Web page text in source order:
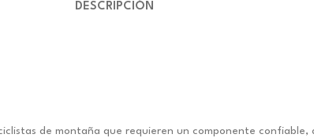
DESCRIPCIÓN
de montaña que requieren un componente